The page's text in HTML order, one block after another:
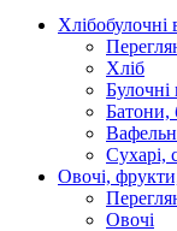
Хлібобулочні
Хліб
Булочні
Батони,
Сухарі,
Овочі,
Овочі